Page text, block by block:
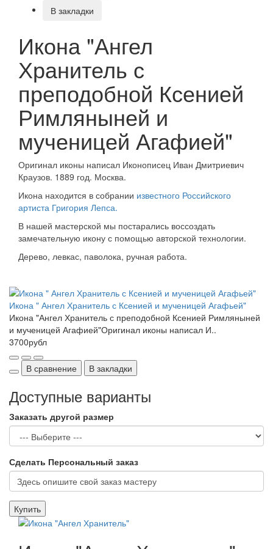
В закладки
Икона "Ангел
Хранитель с
преподобной Ксенией
Римляныней и
мученицей Агафией"
Оригинал иконы написал Иконописец Иван Дмитриевич
Краузов. 1889 год. Москва.
Икона находится в собрании известного Российского
артиста Григория Лепса.
В нашей мастерской мы постарались воссоздать
замечательную икону с помощью авторской технологии.
Дерево, левкас, паволока, ручная работа.
Икона " Ангел Хранитель с Ксенией и мученицей Агафьей"
Икона "Ангел Хранитель с преподобной Ксенией Римляныней
и мученицей Агафией"Оригинал иконы написал И..
3700рубл
В сравнение В закладки
Доступные варианты
Заказать другой размер
Сделать Персональный заказ
Купить